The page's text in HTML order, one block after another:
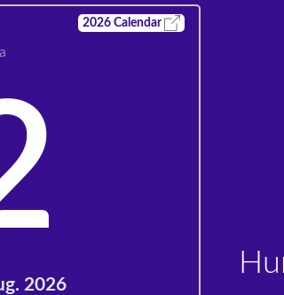
2026 Calendar
2026